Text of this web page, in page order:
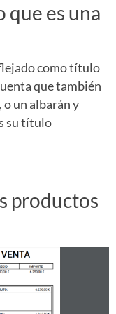
que es una
como título
que también
un albarán y
su título
productos